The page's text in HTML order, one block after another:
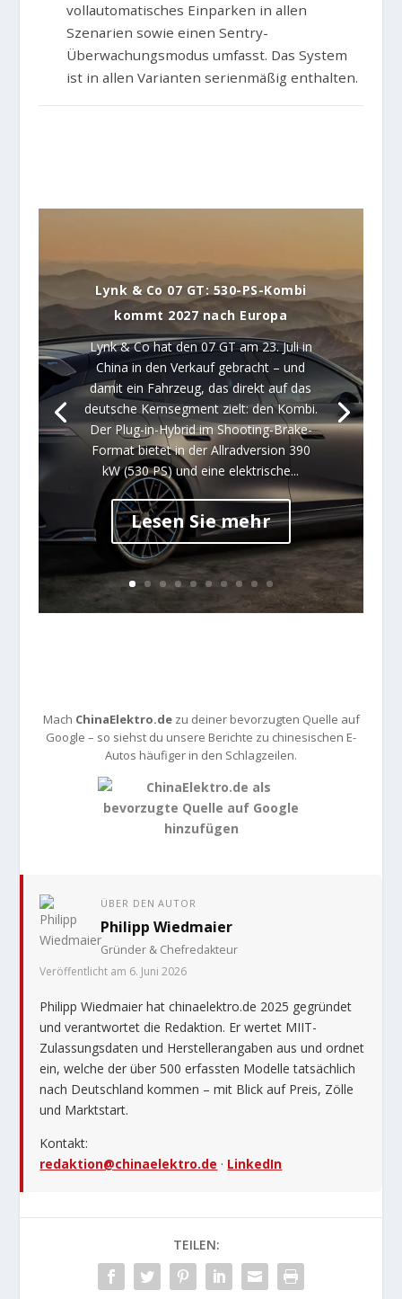
vollautomatisches Einparken in allen
Szenarien sowie einen Sentry-
Überwachungsmodus umfasst. Das System
ist in allen Varianten serienmäßig enthalten.
Lynk & Co 07 GT: 530-PS-Kombi
kommt 2027 nach Europa
Lynk & Co hat den 07 GT am 23. Juli in
China in den Verkauf gebracht – und
damit ein Fahrzeug, das direkt auf das
deutsche Kernsegment zielt: den Kombi.
Der Plug-in-Hybrid im Shooting-Brake-
Format bietet in der Allradversion 390
kW (530 PS) und eine elektrische...
Lesen Sie mehr
Mach ChinaElektro.dezu deiner bevorzugten Quelle auf
Google – so siehst du unsere Berichte zu chinesischen E-
Autos häufiger in den Schlagzeilen.
ÜBER DEN AUTOR
Philipp Wiedmaier
Gründer & Chefredakteur
Veröffentlicht am 6. Juni 2026
Philipp Wiedmaier hat chinaelektro.de 2025 gegründet
und verantwortet die Redaktion. Er wertet MIIT-
Zulassungsdaten und Herstellerangaben aus und ordnet
ein, welche der über 500 erfassten Modelle tatsächlich
nach Deutschland kommen – mit Blick auf Preis, Zölle
und Marktstart.
Kontakt:
redaktion@chinaelektro.de · LinkedIn
TEILEN: